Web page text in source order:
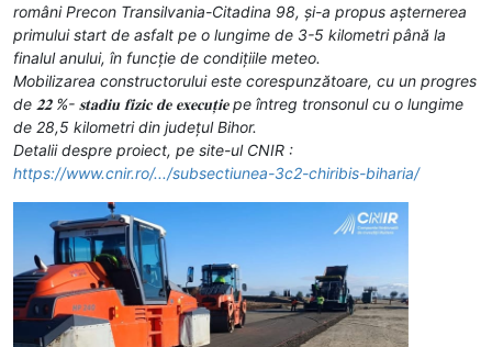
români Precon Transilvania-Citadina 98, și-a propus așternerea
primului start de asfalt pe o lungime de 3-5 kilometri până la
finalul anului, în funcție de condițiile meteo.
Mobilizarea constructorului este corespunzătoare, cu un progres
de 𝟐𝟐 %- 𝐬𝐭𝐚𝐝𝐢𝐮 𝐟𝐢𝐳𝐢𝐜 𝐝𝐞 𝐞𝐱𝐞𝐜𝐮𝐭̦𝐢𝐞 pe întreg tronsonul cu o lungime
de 28,5 kilometri din județul Bihor.
Detalii despre proiect, pe site-ul CNIR :
https://www.cnir.ro/.../subsectiunea-3c2-chiribis-biharia/